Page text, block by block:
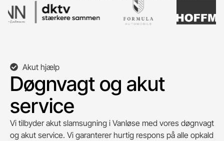
Akut hjælp
Døgnvagt og akut
service
Vi tilbyder akut slamsugning i Vanløse med vores døgnvagt
og akut service. Vi garanterer hurtig respons på alle opkald